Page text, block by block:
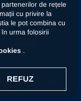
Bacău prelucrează
respectiv
Accesațideclarația
caracter
din Bacău.
de rețele
cu privire la
le pot combina cu
urma folosirii
.
REFUZ